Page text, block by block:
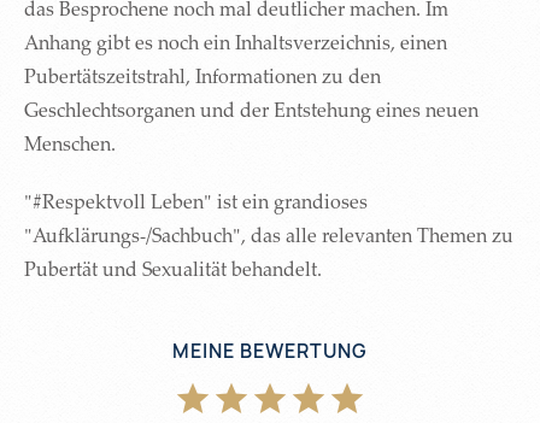
das Besprochene noch mal deutlicher machen. Im
Anhang gibt es noch ein Inhaltsverzeichnis, einen
Pubertätszeitstrahl, Informationen zu den
Geschlechtsorganen und der Entstehung eines neuen
Menschen.
"#Respektvoll Leben" ist ein grandioses
"Aufklärungs-/Sachbuch", das alle relevanten Themen zu
Pubertät und Sexualität behandelt.
MEINE BEWERTUNG